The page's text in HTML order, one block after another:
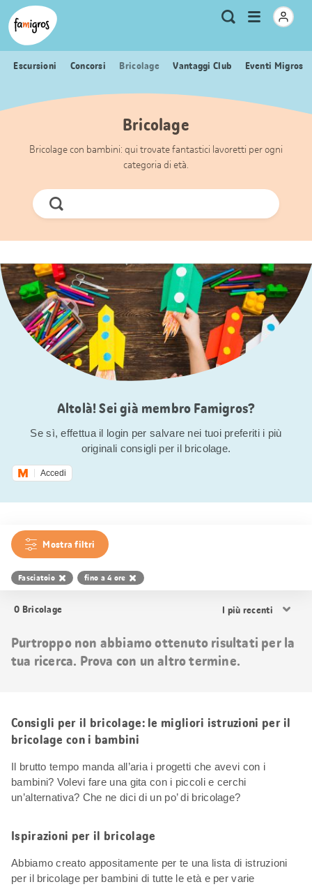
Navigazione
segnalibri
Header
Logo Metanavigazione
Ricerca
Apri
menu
Escursioni Concorsi Bricolage Vantaggi Club Eventi Migros
Bricolage
Bricolage con bambini: qui trovate fantastici lavoretti per ogni
categoria di età.
Cerca
ora
Altolà! Sei già membro Famigros?
Se sì, effettua il login per salvare nei tuoi preferiti i più
originali consigli per il bricolage.
Accedi
Mostra filtri
Fasciatoio fino a 4 ore
0 Bricolage
i
Purtroppo non abbiamo ottenuto risultati per la
tua ricerca. Prova con un altro termine.
Consigli per il bricolage: le migliori istruzioni per il
bricolage con i bambini
Il brutto tempo manda all’aria i progetti che avevi con i
bambini? Volevi fare una gita con i piccoli e cerchi
un’alternativa? Che ne dici di un po’ di bricolage?
Ispirazioni per il bricolage
Abbiamo creato appositamente per te una lista di istruzioni
per il bricolage per bambini di tutte le età e per varie